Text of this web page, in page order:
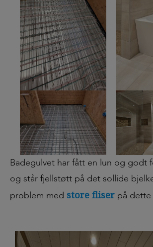
Badegulvet har fått en lun og godt
og står fjellstøtt på det sollide
problem med store fliser på